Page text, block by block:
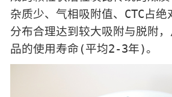
杂质少、气相吸附值、CTC占
分布合理达到较大吸附与脱附
品的使用寿命(平均2-3年)。